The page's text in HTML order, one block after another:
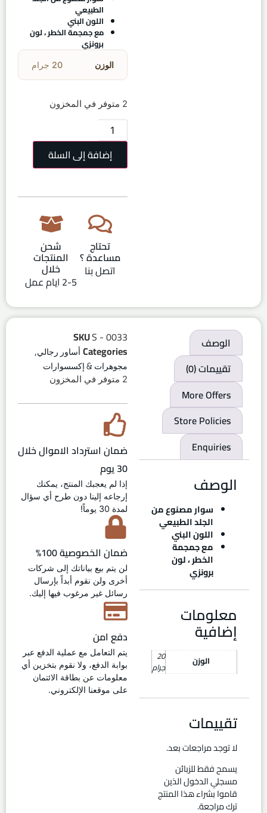
الطبيعي
اللون البني
مع جمجمة الخطر ، لون
برونزي
الوزن 20 جرام
2 متوفر في المخزون
إضافة إلى السلة
تحتاج
مساعدة ؟
اتصل بنا
شحن
المنتجات
خلال
2-5 ايام عمل
الوصف
تقييمات (0)
More Offers
Store Policies
Enquiries
الوصف
سوار مصنوع من
الجلد الطبيعي
اللون البني
مع جمجمة
الخطر ، لون
برونزي
معلومات
إضافية
الوزن 20
جرام
تقييمات
لا توجد مراجعات بعد.
يسمح فقط للزبائن
مسجلي الدخول الذين
قاموا بشراء هذا المنتج
ترك مراجعة.
SKUS - 0033
Categories أساور رجالي,
مجوهرات & إكسسوارات
2 متوفر في المخزون
ضمان استرداد الاموال خلال
30 يوم
إذا لم يعجبك المنتج، يمكنك
إرجاعه إلينا دون طرح أي سؤال
لمدة 30 يوماً!
ضمان الخصوصية 100%
لن يتم بيع بياناتك إلى شركات
أخرى ولن نقوم أبداً بإرسال
رسائل غير مرغوب فيها إليك.
دفع امن
يتم التعامل مع عملية الدفع عبر
بوابة الدفع، ولا نقوم بتخزين أي
معلومات عن بطاقة الائتمان
على موقعنا الإلكتروني.